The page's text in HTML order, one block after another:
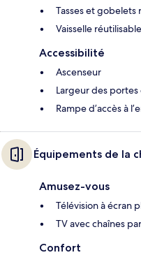
Tasses et
Vaisselle
Accessibilité
Ascenseur
Largeur des portes
Rampe d’accès à
Équipements de la
Amusez-vous
Télévision à écran
TV avec chaînes
Confort